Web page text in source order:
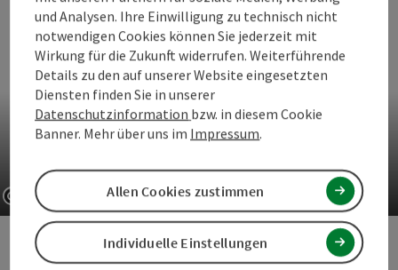
vorheriges Element
Copyright öffnen
Urlsee
und Analysen. Ihre Einwilligung zu technisch nicht
notwendigen Cookies können Sie jederzeit mit
Wirkung für die Zukunft widerrufen. Weiterführende
Details zu den auf unserer Website eingesetzten
Diensten finden Sie in unserer
Datenschutzinformation bzw. in diesem Cookie
Banner. Mehr über uns im Impressum.
Individuelle Einstellungen
Allen Cookies zustimmen